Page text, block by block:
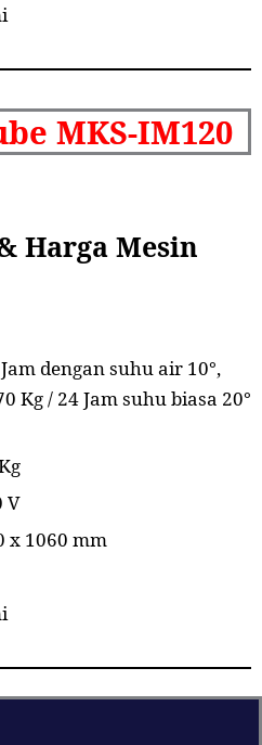
MKS-IM120
Harga Mesin
dengan suhu air 10°,
Kg / 24 Jam suhu biasa 20°
V
x 1060 mm